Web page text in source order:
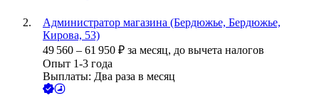
Администратор магазина (Бердюжье, Бердюжье,
Кирова, 53)
49 560 – 61 950 ₽ за месяц, до вычета налогов
Опыт 1-3 года
Выплаты: Два раза в месяц